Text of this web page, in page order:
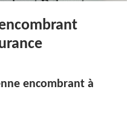
encombrant à